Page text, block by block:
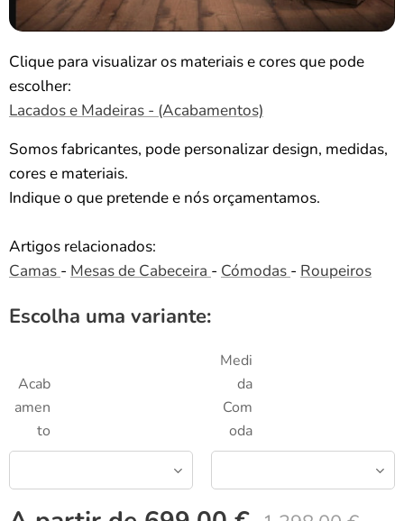
Clique para visualizar os materiais e cores que pode
escolher:
Lacados e Madeiras - (Acabamentos)
Somos fabricantes, pode personalizar design, medidas,
cores e materiais.
Indique o que pretende e nós orçamentamos.
Artigos relacionados:
Camas - Mesas de Cabeceira - Cómodas - Roupeiros
Escolha uma variante:
Acab
amen
to
Medi
da
Com
oda